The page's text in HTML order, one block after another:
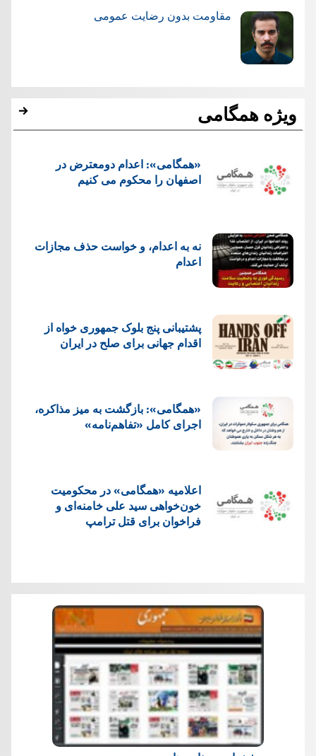
مقاومت بدون رضایت عمومی
ویژه همگامی
«همگامی»: اعدام دومعترض در
اصفهان را محکوم می کنیم
نه به اعدام، و خواست حذف مجازات
اعدام
پشتيبانی پنج بلوک جمهوری خواه از
اقدام جهانی برای صلح در ایران
«همگامی»: بازگشت به میز مذاکره،
اجرای کامل «تفاهم‌نامه»
اعلامیه «همگامی» در محکومیت
خون‌خواهی سید علی خامنه‌ای و
فراخوان برای قتل ترامپ